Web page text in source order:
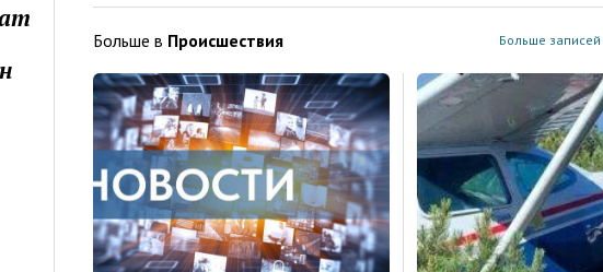
Больше в Проиcшествия Больше